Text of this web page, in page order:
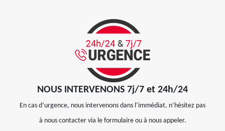
NOUS INTERVENONS 7j/7 et 24h/24
En cas d’urgence, nous intervenons dans l’immédiat, n’hésitez pas
à nous contacter via le formulaire ou à nous appeler.